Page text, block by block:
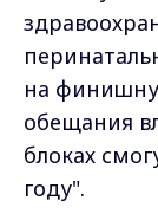
на
обещания
блоках
году".